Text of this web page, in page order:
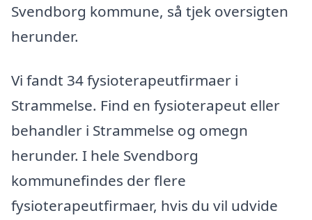
Svendborg kommune, så tjek oversigten
herunder.
Vi fandt 34 fysioterapeutfirmaer i
Strammelse. Find en fysioterapeut eller
behandler i Strammelse og omegn
herunder. I hele Svendborg
kommunefindes der flere
fysioterapeutfirmaer, hvis du vil udvide